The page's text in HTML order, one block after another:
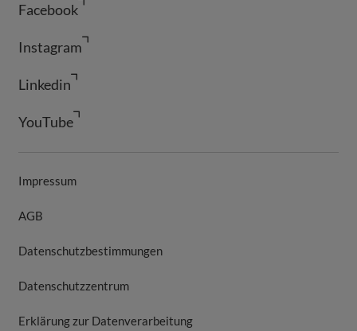
Facebook
Instagram
Linkedin
YouTube
Impressum
AGB
Datenschutzbestimmungen
Datenschutzzentrum
Erklärung zur Datenverarbeitung